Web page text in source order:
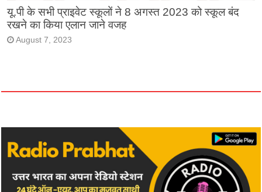
यू.पी के सभी प्राइवेट स्कूलों ने 8 अगस्त 2023 को स्कूल बंद
रखने का किया एलान जाने वजह
August 7, 2023